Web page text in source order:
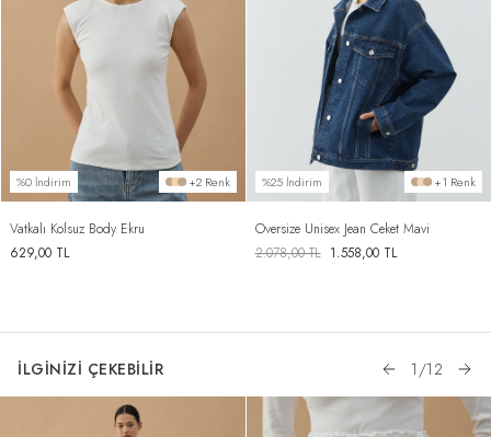
%0 İndirim +2 Renk
Vatkalı Kolsuz Body Ekru
629,00TL
%25 İndirim +1 Renk
Oversize Unisex Jean Ceket Mavi
2.078,00TL 1.558,00TL
İLGİNİZİ ÇEKEBİLİR 1 /12